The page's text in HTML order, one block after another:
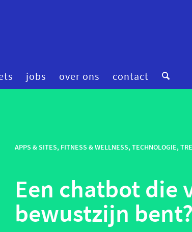
health
robotica
smart hospitals
smart stuff
jobs over ons contact
APPS & SITES, FITNESS & WELLNESS,TECHNOLOGIE,
Een chatbot die
bewustzijn bent?